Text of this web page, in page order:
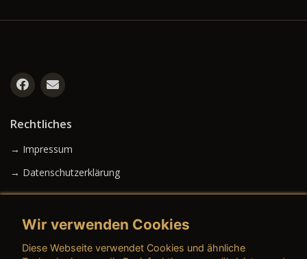
Rechtliches
→ Impressum
→ Datenschutzerklärung
Wir verwenden Cookies
Diese Webseite verwendet Cookies und ähnliche